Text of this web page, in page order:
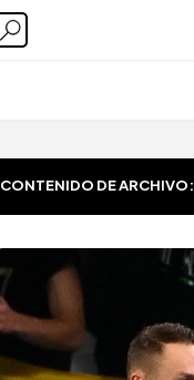
CONTENIDO DE ARCHIVO: